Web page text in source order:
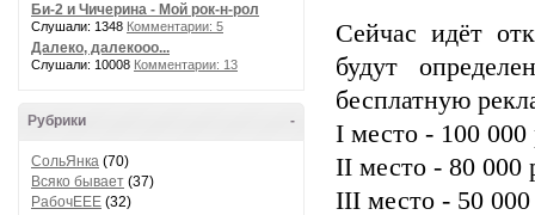
Би-2 и Чичерина - Мой рок-н-рол
Слушали: 1348 Комментарии: 5
Далеко, далекооо...
Слушали: 10008 Комментарии: 13
-
Рубрики
СольЯнка (70)
Всяко бывает (37)
РабочЕЕЕ (32)
Сейчас идёт
будут
бесплатную
I место - 100 000
II место - 80 000
III место - 50 000